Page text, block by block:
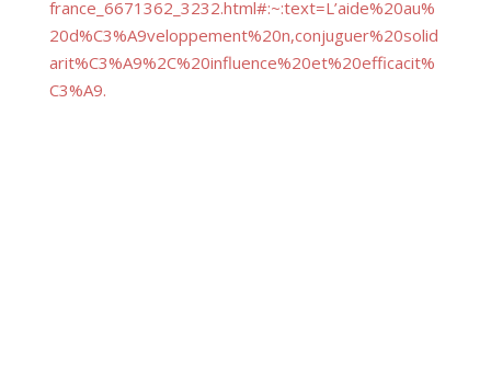
france_6671362_3232.html#:~:text=L’aide%20au%
20d%C3%A9veloppement%20n,conjuguer%20solid
arit%C3%A9%2C%20influence%20et%20efficacit%
C3%A9.